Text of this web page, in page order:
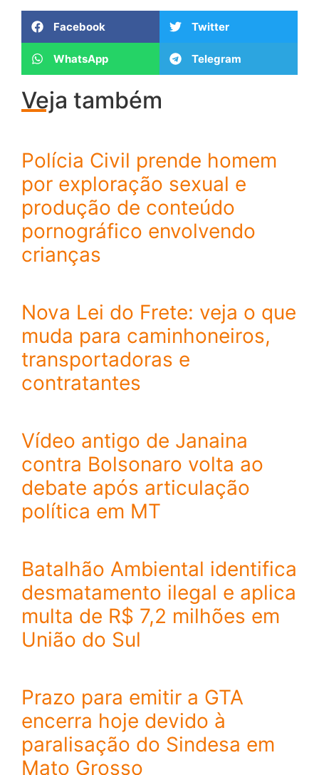
Facebook Twitter
WhatsApp Telegram
Veja também
Polícia Civil prende homem
por exploração sexual e
produção de conteúdo
pornográfico envolvendo
crianças
Nova Lei do Frete: veja o que
muda para caminhoneiros,
transportadoras e
contratantes
Vídeo antigo de Janaina
contra Bolsonaro volta ao
debate após articulação
política em MT
Batalhão Ambiental identifica
desmatamento ilegal e aplica
multa de R$ 7,2 milhões em
União do Sul
Prazo para emitir a GTA
encerra hoje devido à
paralisação do Sindesa em
Mato Grosso